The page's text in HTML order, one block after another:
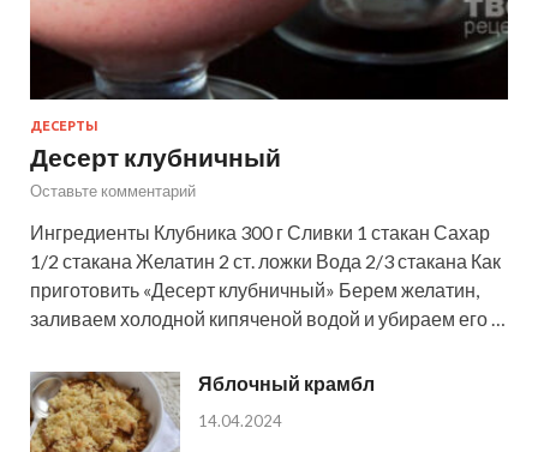
ДЕСЕРТЫ
Десерт клубничный
Оставьте комментарий
Ингредиенты Клубника 300 г Сливки 1 стакан Сахар
1/2 стакана Желатин 2 ст. ложки Вода 2/3 стакана Как
приготовить «Десерт клубничный» Берем желатин,
заливаем холодной кипяченой водой и убираем его …
Яблочный крамбл
14.04.2024